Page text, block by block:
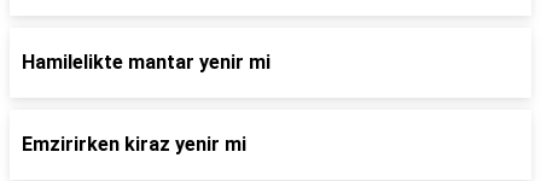
Hamilelikte mantar yenir mi
Emzirirken kiraz yenir mi